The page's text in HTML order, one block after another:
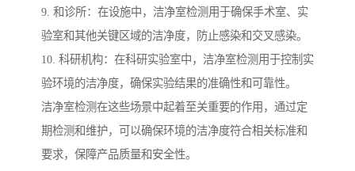
9. 和诊所：在设施中，洁净室检测用于确保手术室、实
验室和其他关键区域的洁净度，防止感染和交叉感染。
10. 科研机构：在科研实验室中，洁净室检测用于控制实
验环境的洁净度，确保实验结果的准确性和可靠性。
洁净室检测在这些场景中起着至关重要的作用，通过定
期检测和维护，可以确保环境的洁净度符合相关标准和
要求，保障产品质量和安全性。